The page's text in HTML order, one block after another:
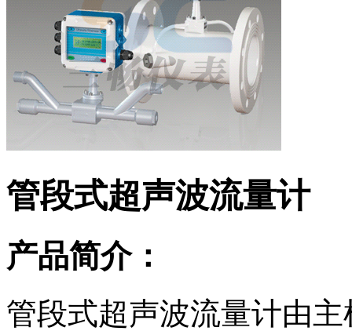
管段式超声波流量计
产品简介：
管段式超声波流量计由